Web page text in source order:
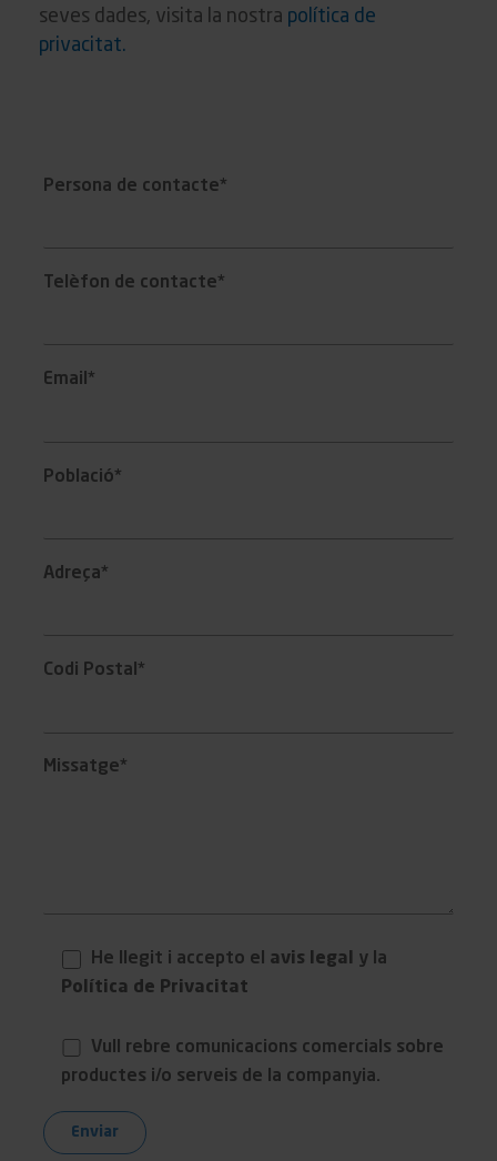
seves dades, visita la nostra política de
privacitat.
Persona de contacte*
Telèfon de contacte*
Email*
Població*
Adreça*
Codi Postal*
Missatge*
He llegit i accepto el avis legal
y la
Política de Privacitat
Vull rebre comunicacions comercials sobre
productes i/o serveis de la companyia.